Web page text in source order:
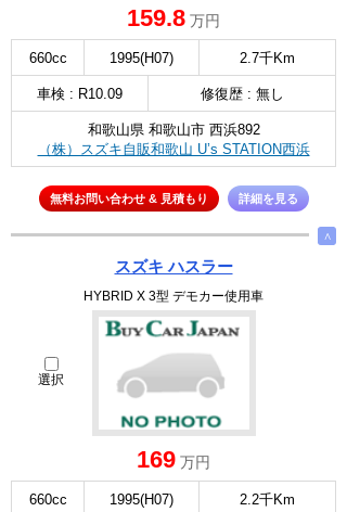
159.8 万円
660cc 1995(H07) 2.7千Km
車検 : R10.09 修復歴 : 無し
和歌山県 和歌山市 西浜892
（株）スズキ自販和歌山 U’s STATION西浜
無料お問い合わせ & 見積もり 詳細を見る
∧
スズキ ハスラー
HYBRID X 3型 デモカー使用車
選択
169 万円
660cc 1995(H07) 2.2千Km